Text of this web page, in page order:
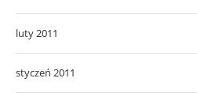
luty 2011
styczeń 2011